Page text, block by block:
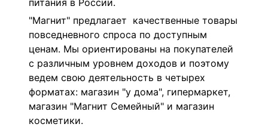
питания в России.
"Магнит" предлагает качественные товары
повседневного спроса по доступным
ценам. Мы ориентированы на покупателей
с различным уровнем доходов и поэтому
ведем свою деятельность в четырех
форматах: магазин "у дома", гипермаркет,
магазин "Магнит Семейный" и магазин
косметики.